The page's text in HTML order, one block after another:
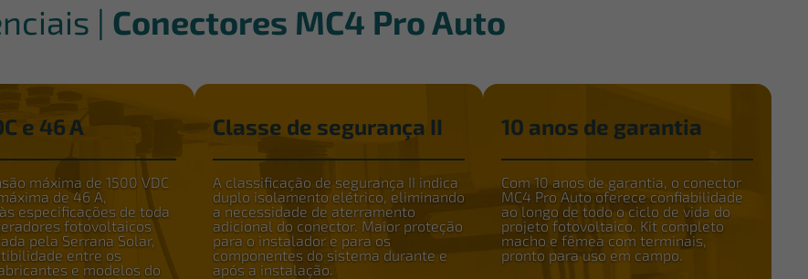
| Conectores MC4 Pro Auto
e 46 A
máxima de 1500 VDC
de 46 A,
especificações de toda
fotovoltaicos
pela Serrana Solar,
entre os
e modelos do
Classe de segurança II
A classificação de segurança II indica
duplo isolamento elétrico, eliminando
a necessidade de aterramento
adicional do conector. Maior proteção
para o instalador e para os
componentes do sistema durante e
após a instalação.
10 anos de garantia
Com 10 anos de garantia, o conector
MC4 Pro Auto oferece confiabilidade
ao longo de todo o ciclo de vida do
projeto fotovoltaico. Kit completo
macho e fêmea com terminais,
pronto para uso em campo.